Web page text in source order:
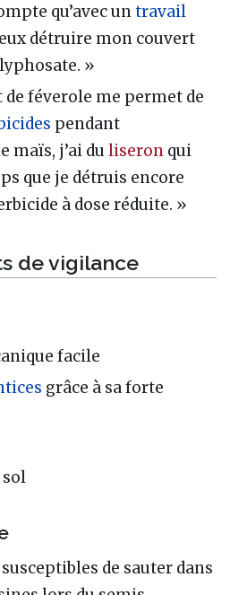
qu’avec untravail
détruire mon couvert
»
de féverole me permet de
pendant
maïs, j’ai du liseron qui
que je détruis encore
à dose réduite. »
de vigilance
facile
grâce à sa forte
de sauter dans